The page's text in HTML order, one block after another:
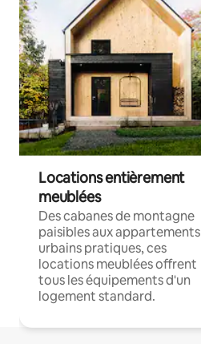
Locations entièrement
meublées
Des cabanes de montagne
paisibles aux appartements
urbains pratiques, ces
locations meublées offrent
tous les équipements d'un
logement standard.